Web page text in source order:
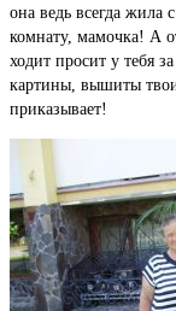
она ведь всегда жила
комнату, мамочка! А
ходит просит у тебя
картины, вышиты
приказывает!